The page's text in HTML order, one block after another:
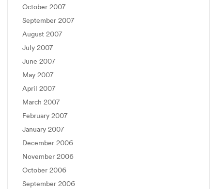
October 2007
September 2007
August 2007
July 2007
June 2007
May 2007
April 2007
March 2007
February 2007
January 2007
December 2006
November 2006
October 2006
September 2006